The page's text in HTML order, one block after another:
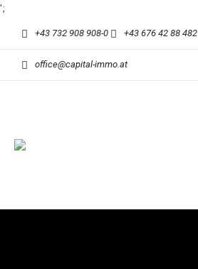
';
+43 732 908 908-0 +43 676 42 88 482
office@capital-immo.at